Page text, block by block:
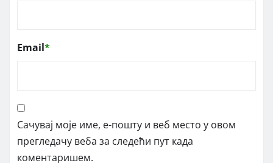
Email*
Сачувај моје име, е-пошту и веб место у овом
прегледачу веба за следећи пут када
коментаришем.